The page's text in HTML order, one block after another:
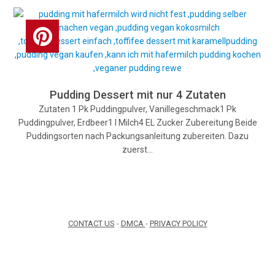
Pudding Dessert mit nur 4 Zutaten
Zutaten 1 Pk Puddingpulver, Vanillegeschmack1 Pk
Puddingpulver, Erdbeer1 l Milch4 EL Zucker Zubereitung Beide
Puddingsorten nach Packungsanleitung zubereiten. Dazu
zuerst…
CONTACT US - DMCA - PRIVACY POLICY